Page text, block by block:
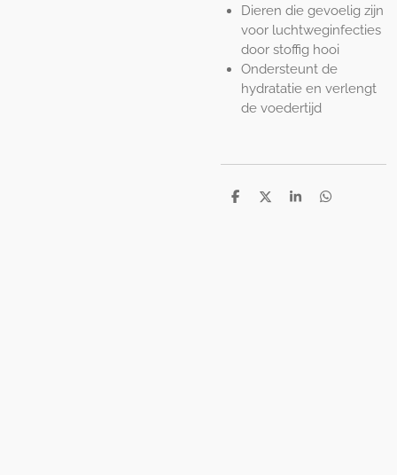
Dieren die gevoelig zijn
voor luchtweginfecties
door stoffig hooi
Ondersteunt de
hydratatie en verlengt
de voedertijd
D
D
S
D